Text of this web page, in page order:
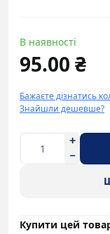
В наявності
95.00 ₴
Бажаєте дізнатись
Знайшли дешевше?
Купити цей